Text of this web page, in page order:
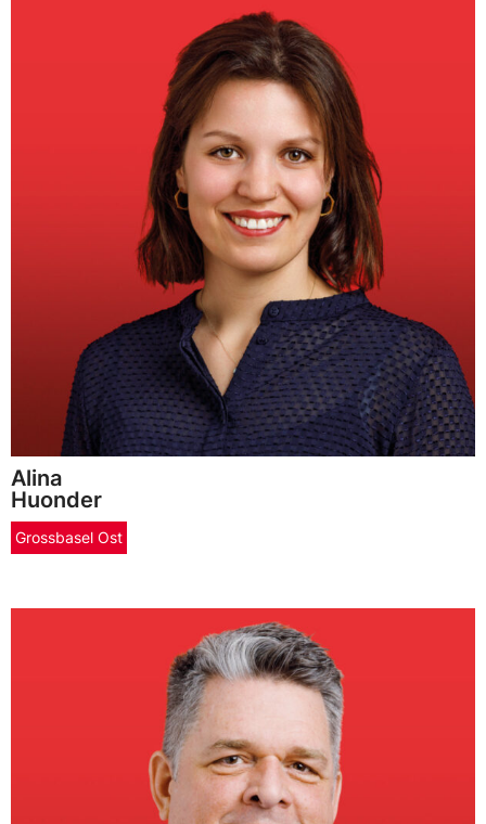
Alina
Huonder
Grossbasel Ost